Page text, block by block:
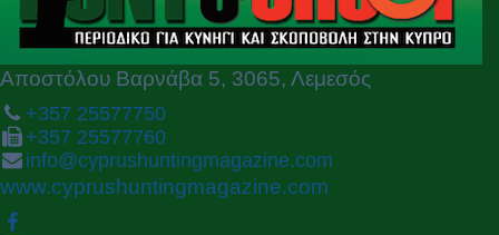
Αποστόλου Βαρνάβα 5, 3065, Λεμεσός
+357 25577750
+357 25577760
info@cyprushuntingmagazine.com
www.cyprushuntingmagazine.com